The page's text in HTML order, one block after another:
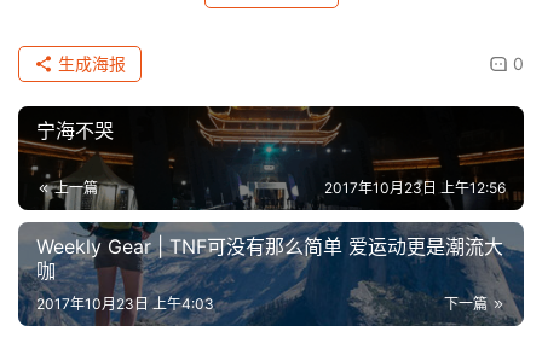
0
生成海报
宁海不哭
上一篇 2017年10月23日 上午12:56
Weekly Gear | TNF可没有那么简单 爱运动更是潮流大
咖
下一篇
2017年10月23日 上午4:03